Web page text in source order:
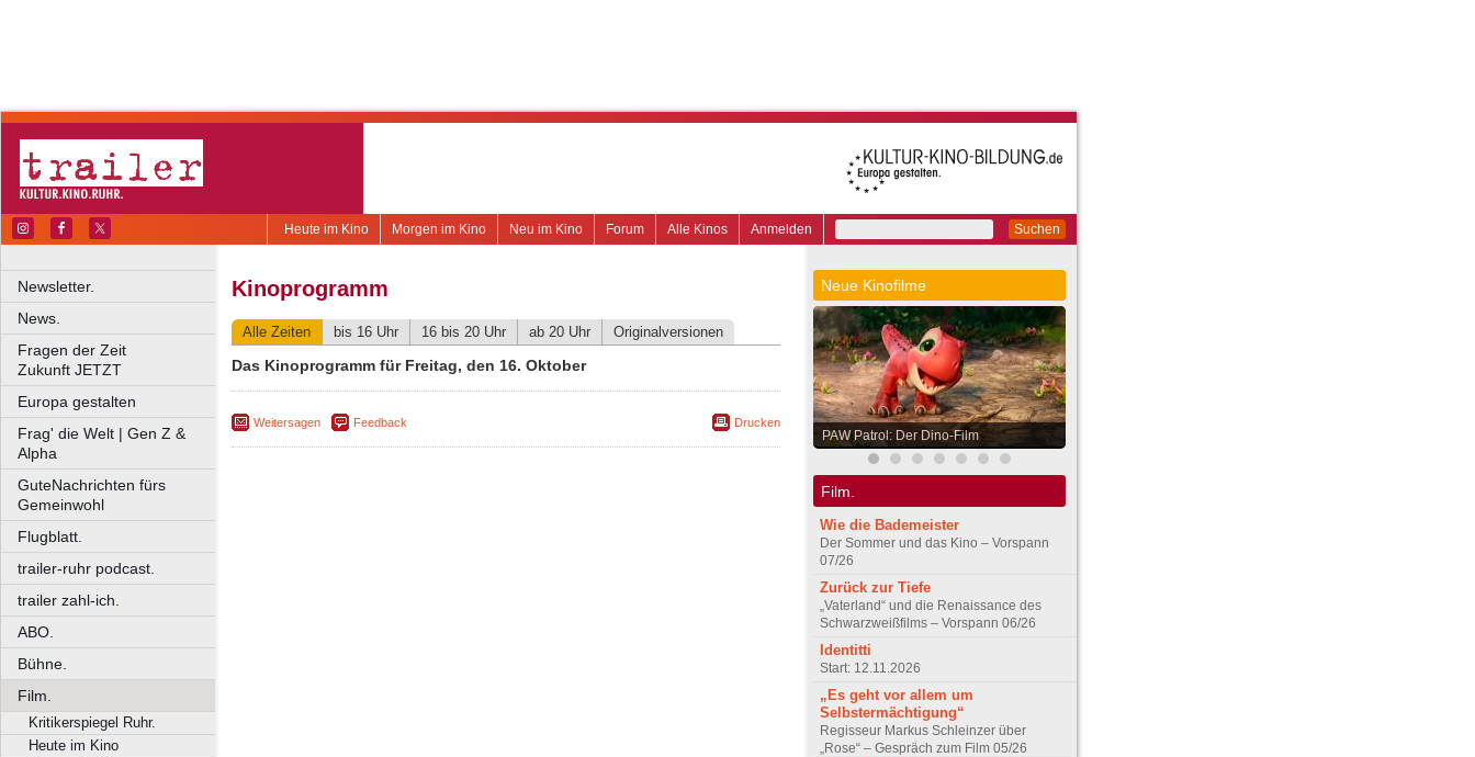
Suchen
Anmelden
Alle Kinos
Forum
Neu im Kino
Morgen im Kino
Heute im Kino
Newsletter.
News.
Fragen der Zeit
Zukunft JETZT
Europa gestalten
Frag' die Welt | Gen Z &
Alpha
GuteNachrichten fürs
Gemeinwohl
Flugblatt.
trailer-ruhr podcast.
trailer zahl-ich.
ABO.
Bühne.
Film.
Kritikerspiegel Ruhr.
Heute im Kino
Kinoprogramm
Alle Zeiten bis 16 Uhr 16 bis 20 Uhr ab 20 Uhr Originalversionen
Das Kinoprogramm für Freitag, den 16. Oktober
Weitersagen Feedback Drucken
Neue Kinofilme
PAW Patrol: Der Dino-Film
Film.
Wie die Bademeister
Der Sommer und das Kino – Vorspann
07/26
Zurück zur Tiefe
„Vaterland“ und die Renaissance des
Schwarzweißfilms – Vorspann 06/26
Identitti
Start: 12.11.2026
„Es geht vor allem um
Selbstermächtigung“
Regisseur Markus Schleinzer über
„Rose“ – Gespräch zum Film 05/26